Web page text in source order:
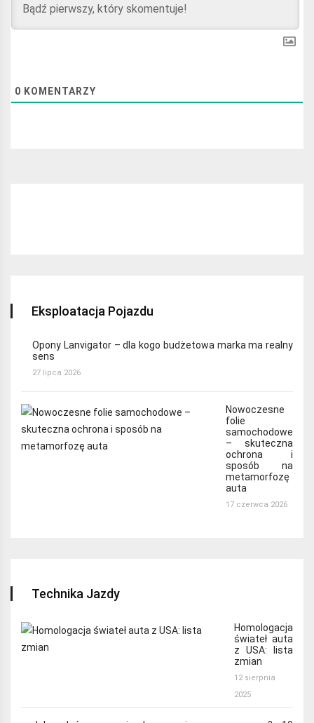
0 KOMENTARZY
Eksploatacja Pojazdu
Opony Lanvigator – dla kogo budżetowa marka ma realny
sens
27 lipca 2026
Nowoczesne
folie
samochodowe
– skuteczna
ochrona i
sposób na
metamorfozę
auta
17 czerwca 2026
Technika Jazdy
Homologacja
świateł auta
z USA: lista
zmian
12 sierpnia
2025